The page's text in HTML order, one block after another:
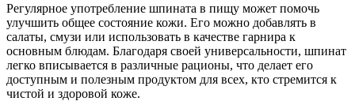
Регулярное употребление шпината в пищу может помочь
улучшить общее состояние кожи. Его можно добавлять в
салаты, смузи или использовать в качестве гарнира к
основным блюдам. Благодаря своей универсальности, шпинат
легко вписывается в различные рационы, что делает его
доступным и полезным продуктом для всех, кто стремится к
чистой и здоровой коже.